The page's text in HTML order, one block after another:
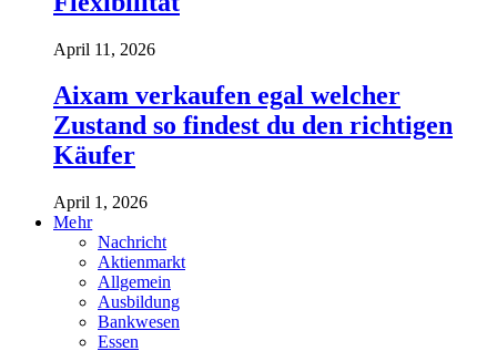
April 11, 2026
Aixam verkaufen egal welcher
Zustand so findest du den richtigen
Käufer
April 1, 2026
Mehr
Nachricht
Aktienmarkt
Allgemein
Ausbildung
Bankwesen
Essen